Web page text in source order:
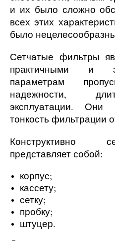
и их было сложно
всех этих
было
Сетчатые фильтры
практичными и
параметрам
надежности,
эксплуатации. Они
тонкость фильтрации
Конструктивно
представляет собой:
корпус;
кассету;
сетку;
пробку;
штуцер.